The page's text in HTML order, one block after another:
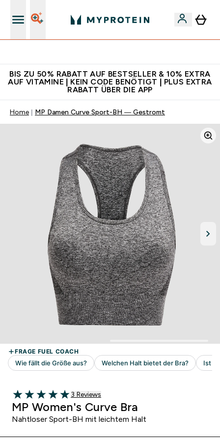
BIS ZU 50% RABATT AUF BESTSELLER & 10% EXTRA
AUF VITAMINE | KEIN CODE BENÖTIGT | PLUS EXTRA
RABATT ÜBER DIE APP
Home MP Damen Curve Sport-BH — Gestromt
5 out of 5 stars
3 customer reviews
3 Reviews
MP Women's Curve Bra
Nahtloser Sport-BH mit leichtem Halt